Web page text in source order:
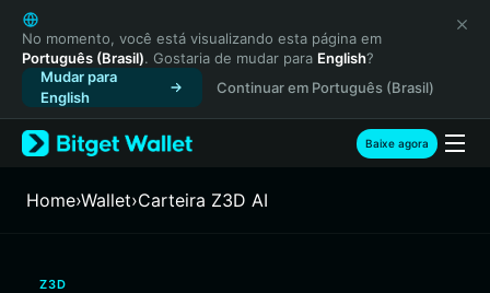
English
日本語
Tiếng Việt
Русский
Español (Latinoamérica)
Türkçe
Français
繁體中文
No momento, você está visualizando esta página em
Português (Brasil). Gostaria de mudar para English?
Mudar para
English
Continuar em Português (Brasil)
Baixe agora
Home›Wallet›Carteira Z3D AI
Z3D